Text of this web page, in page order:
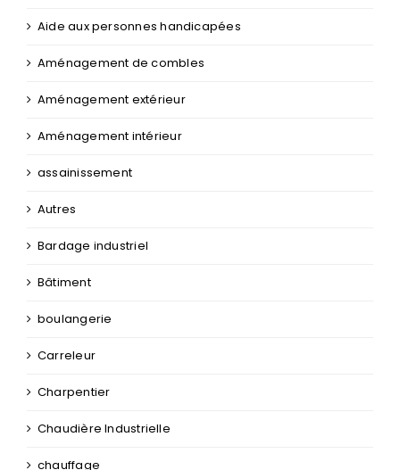
Aide aux personnes handicapées
Aménagement de combles
Aménagement extérieur
Aménagement intérieur
assainissement
Autres
Bardage industriel
Bâtiment
boulangerie
Carreleur
Charpentier
Chaudière Industrielle
chauffage